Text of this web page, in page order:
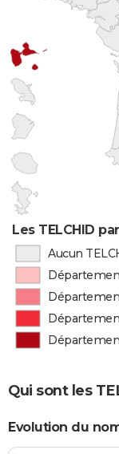
Les TELCHID
Aucun
Qui sont les
Evolution du